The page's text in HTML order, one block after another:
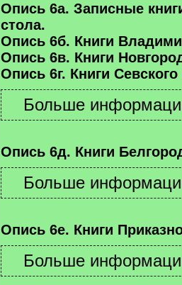
Опись 6а. Записные
стола.
Опись 6б. Книги
Опись 6в. Книги
Опись 6г. Книги Севского
Опись 6д. Книги
Опись 6е. Книги